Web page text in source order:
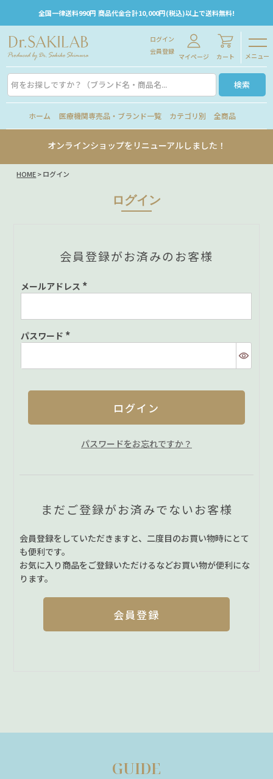
全国一律送料990円 商品代金合計10,000円(税込)以上で送料無料!
ログイン
会員登録
マイページ カート メニュー
検索
ホーム 医療機関専売品・ブランド一覧 カテゴリ別 全商品
オンラインショップをリニューアルしました！
HOME ログイン
ログイン
会員登録がお済みのお客様
メールアドレス
パスワード
ログイン
パスワードをお忘れですか？
まだご登録がお済みでないお客様
会員登録をしていただきますと、二度目のお買い物時にとて
も便利です。
お気に入り商品をご登録いただけるなどお買い物が便利にな
ります。
会員登録
GUIDE